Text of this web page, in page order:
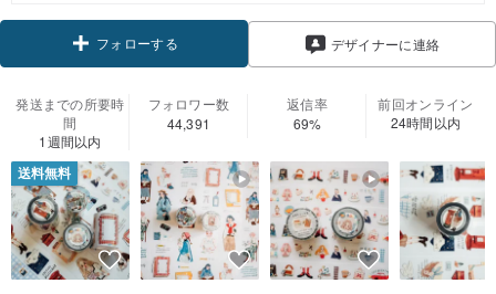
フォローする デザイナーに連絡
発送までの所要時
間
1週間以内
フォロワー数
44,391
返信率
69%
前回オンライン
24時間以内
送料無料